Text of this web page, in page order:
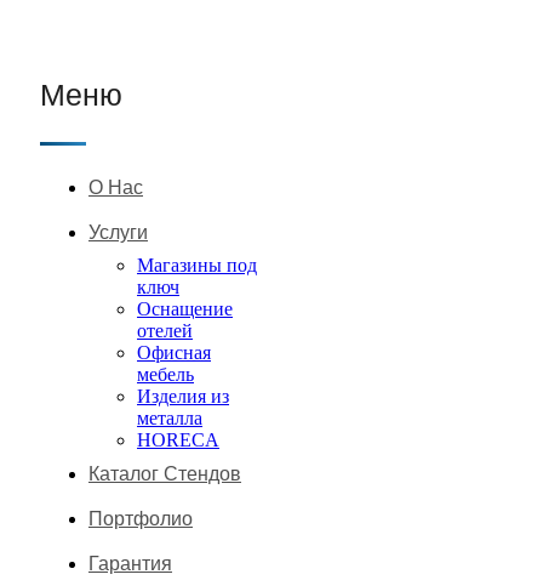
Меню
О Нас
Услуги
Магазины под
ключ
Оснащение
отелей
Офисная
мебель
Изделия из
металла
HORECA
Каталог Стендов
Портфолио
Гарантия